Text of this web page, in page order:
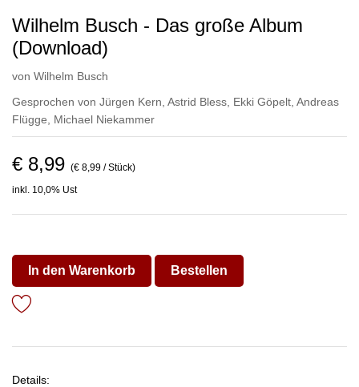
Wilhelm Busch - Das große Album
(Download)
von Wilhelm Busch
Gesprochen von Jürgen Kern Astrid Bless Ekki Göpelt Andreas
Flügge
Michael Niekammer
€ 8,99 (€ 8,99 / Stück)
inkl. 10,0% Ust
In den Warenkorb Bestellen
Details: